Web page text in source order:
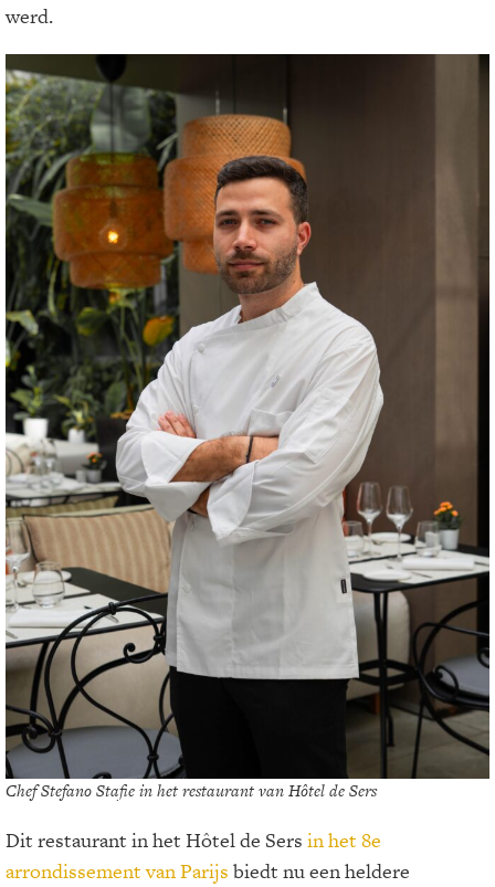
werd.
Chef Stefano Stafie in het restaurant van Hôtel de Sers
Dit restaurant in het Hôtel de Sers in het 8e
arrondissement van Parijs biedt nu een heldere